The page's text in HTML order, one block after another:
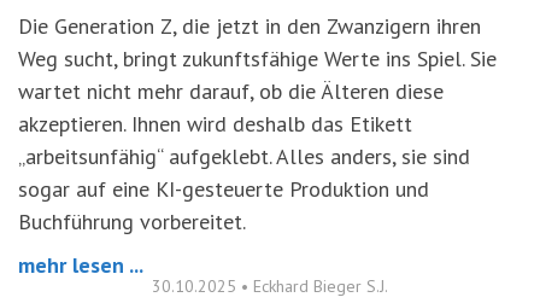
Die Generation Z, die jetzt in den Zwanzigern ihren
Weg sucht, bringt zukunftsfähige Werte ins Spiel. Sie
wartet nicht mehr darauf, ob die Älteren diese
akzeptieren. Ihnen wird deshalb das Etikett
„arbeitsunfähig“ aufgeklebt. Alles anders, sie sind
sogar auf eine KI-gesteuerte Produktion und
Buchführung vorbereitet.
mehr lesen ...
30.10.2025 • Eckhard Bieger S.J.